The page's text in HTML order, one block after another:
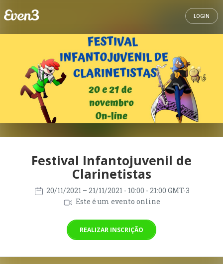
LOGIN
Festival Infantojuvenil de
Clarinetistas
20/11/2021 – 21/11/2021 - 10:00 - 21:00 GMT-3
Este é um evento online
REALIZAR INSCRIÇÃO